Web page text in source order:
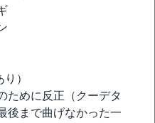
）
ために反正（クーデタ
後まで曲げなかった一